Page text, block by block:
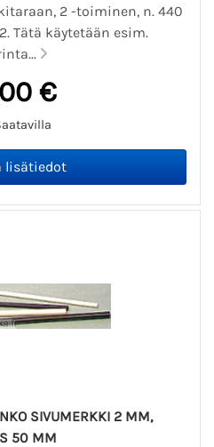
2 -toiminen, n. 440
Tätä käytetään esim.
€
SIVUMERKKI 2 MM,
50 MM